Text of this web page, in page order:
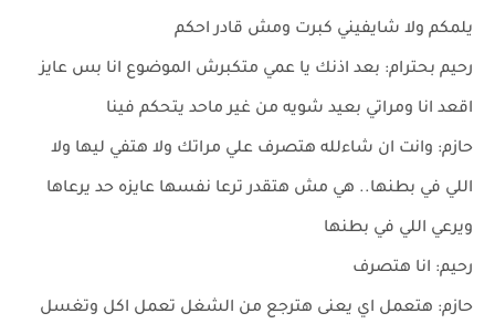
يلمكم ولا شايفيني كبرت ومش قادر احكم
رحيم بحترام: بعد اذنك يا عمي متكبرش الموضوع انا بس عايز
اقعد انا ومراتي بعيد شويه من غير ماحد يتحكم فينا
حازم: وانت ان شاءلله هتصرف علي مراتك ولا هتفي ليها ولا
اللي في بطنها.. هي مش هتقدر ترعا نفسها عايزه حد يرعاها
ويرعي اللي في بطنها
رحيم: انا هتصرف
حازم: هتعمل اي يعنى هترجع من الشغل تعمل اكل وتغسل